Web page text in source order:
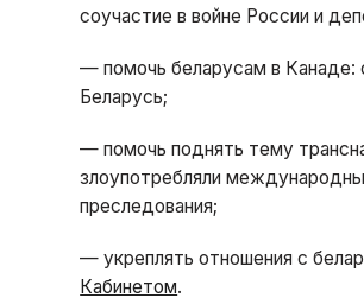
соучастие в войне России и
— помочь беларусам в Канаде:
Беларусь;
— помочь поднять тему
злоупотребляли
преследования;
— укреплять отношения с
Кабинетом.